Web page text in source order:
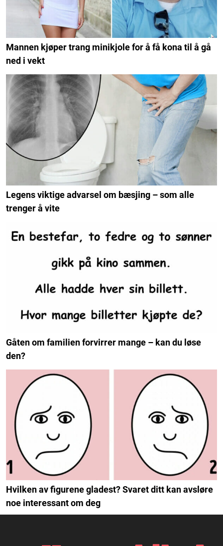
Mannen kjøper trang minikjole for å få kona til å gå
ned i vekt
Legens viktige advarsel om bæsjing – som alle
trenger å vite
Gåten om familien forvirrer mange – kan du løse
den?
Hvilken av figurene gladest? Svaret ditt kan avsløre
noe interessant om deg